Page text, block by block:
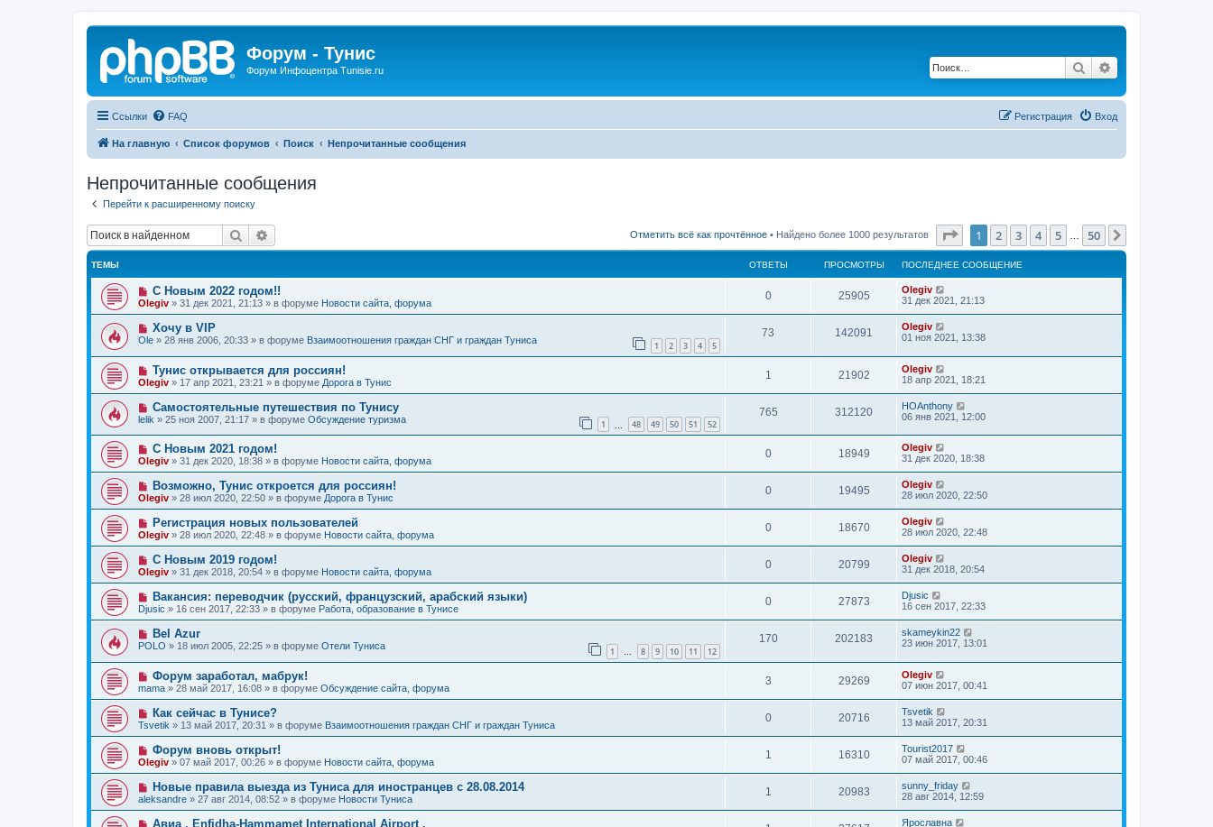
Форум - Тунис
Форум Инфоцентра Tunisie.ru Поиск
Ссылки FAQ Вход
Регистрация
На главную Список форумов Поиск Непрочитанные сообщения
Непрочитанные сообщения
Перейти к расширенному поиску
Поиск Отметить всё как прочтённое • Найдено более 1000 результатов Страница1 из 50
1 2 3 4 5 50
ТЕМЫ ОТВЕТЫ ПРОСМОТРЫ ПОСЛЕДНЕЕ СООБЩЕНИЕ
Н
о
в
о
е
с
о
щ
е
н
и
С Новым 2022 годом!!
Olegiv » 31 дек 2021, 21:13 » в форуме Новости сайта, форума
0 25905
Olegiv
31 дек 2021, 21:13
Н
о
в
о
е
с
о
б
щ
е
н
и
е
Хочу в VIP
Ole » 28 янв 2006, 20:33 » в форуме Взаимоотношения граждан СНГ и граждан Туниса 1 2 3 4 5
73 142091
Olegiv
01 ноя 2021, 13:38
Н
о
в
е
с
о
о
б
щ
е
и
е
Тунис открывается для россиян!
Olegiv » 17 апр 2021, 23:21 » в форуме Дорога в Тунис
1 21902
Olegiv
18 апр 2021, 18:21
Н
о
в
о
е
с
о
о
б
щ
е
и
е
Самостоятельные путешествия по Тунису
lelik » 25 ноя 2007, 21:17 » в форуме Обсуждение туризма 1 48 49 50 51 52
765 312120
HOAnthony
06 янв 2021, 12:00
Н
о
о
е
с
о
б
щ
е
н
и
С Новым 2021 годом!
Olegiv » 31 дек 2020, 18:38 » в форуме Новости сайта, форума
0 18949
Olegiv
31 дек 2020, 18:38
Н
о
о
е
с
о
о
б
щ
е
н
и
е
Возможно, Тунис откроется для россиян!
Olegiv » 28 июл 2020, 22:50 » в форуме Дорога в Тунис
0 19495
Olegiv
28 июл 2020, 22:50
Н
о
е
с
о
б
щ
е
н
и
е
Регистрация новых пользователей
Olegiv » 28 июл 2020, 22:48 » в форуме Новости сайта, форума
0 18670
Olegiv
28 июл 2020, 22:48
Н
о
о
е
с
о
б
е
н
и
е
С Новым 2019 годом!
Olegiv » 31 дек 2018, 20:54 » в форуме Новости сайта, форума
0 20799
Olegiv
31 дек 2018, 20:54
Н
о
о
е
с
о
б
щ
е
и
е
Вакансия: переводчик (русский, французский, арабский языки)
Djusic » 16 сен 2017, 22:33 » в форуме Работа, образование в Тунисе
0 27873
Djusic
16 сен 2017, 22:33
Н
о
о
е
с
о
б
щ
е
н
и
е
Bel Azur
POLO » 18 июл 2005, 22:25 » в форуме Отели Туниса 1 … 8 9 10 11 12
170 202183
skameykin22
23 июн 2017, 13:01
Н
о
в
о
е
с
о
о
б
щ
е
н
и
е
Форум заработал, мабрук!
mama » 28 май 2017, 16:08 » в форуме Обсуждение сайта, форума
3 29269
Olegiv
07 июн 2017, 00:41
Н
о
в
е
с
о
б
щ
Как сейчас в Тунисе?
Tsvetik » 13 май 2017, 20:31 » в форуме Взаимоотношения граждан СНГ и граждан Туниса
0 20716
Tsvetik
13 май 2017, 20:31
Н
о
в
о
е
с
о
о
Форум вновь открыт!
Olegiv » 07 май 2017, 00:26 » в форуме Новости сайта, форума
1 16310
Tourist2017
07 май 2017, 00:46
Н
о
в
Новые правила выезда из Туниса для иностранцев с 28.08.2014
aleksandre » 27 авг 2014, 08:52 » в форуме Новости Туниса
1 20983
sunny_friday
28 авг 2014, 12:59
Н
Авиа , Enfidha-Hammamet International Airport .
Ярославна